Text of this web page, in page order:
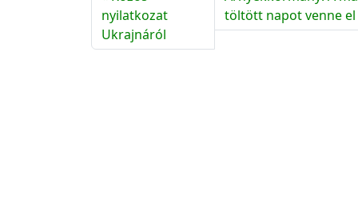
nyilatkozat
Ukrajnáról
töltött napot venne